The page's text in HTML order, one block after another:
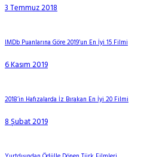
3 Temmuz 2018
IMDb Puanlarına Göre 2019’un En İyi 15 Filmi
6 Kasım 2019
2018’in Hafızalarda İz Bırakan En İyi 20 Filmi
8 Şubat 2019